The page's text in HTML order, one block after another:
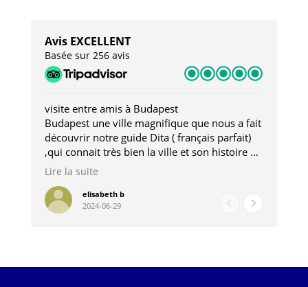
Avis EXCELLENT
Basée sur 256 avis
visite entre amis à Budapest
Budapest une ville magnifique que nous a fait
découvrir notre guide Dita ( français parfait)
,qui connait très bien la ville et son histoire et
qui nous a permis d'accéder à des lieux
pour les restaurants . A la fin de notre séjour
nous étions plus avec une amie qu' une guide
Lire la suite
elisabeth b
2024-06-29